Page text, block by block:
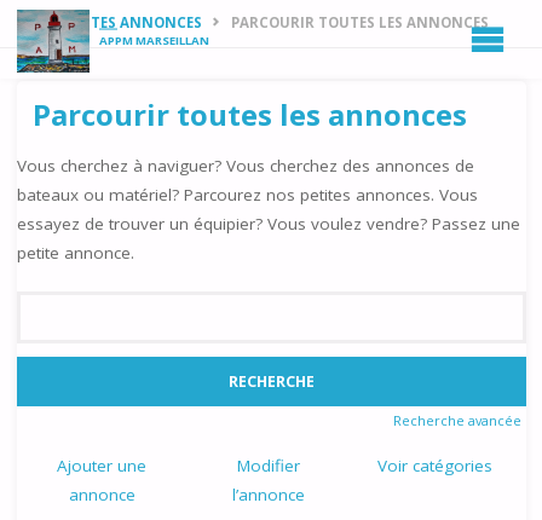
APPM MARSEILLAN
HOMEPETITES ANNONCES PARCOURIR TOUTES LES ANNONCES
Parcourir toutes les annonces
Vous cherchez à naviguer? Vous cherchez des annonces de
bateaux ou matériel? Parcourez nos petites annonces. Vous
essayez de trouver un équipier? Vous voulez vendre? Passez une
petite annonce.
Recherche avancée
Ajouter une
annonce
Modifier
l’annonce
Voir catégories